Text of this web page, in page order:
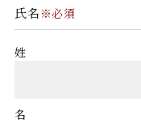
氏名 ※必須
姓
名